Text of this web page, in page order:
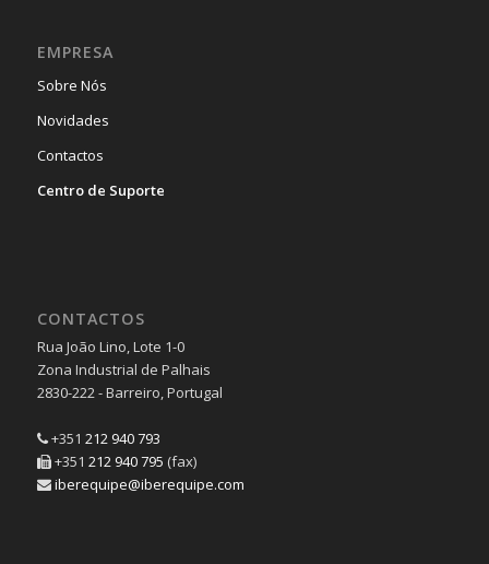
EMPRESA
Sobre Nós
Novidades
Contactos
Centro de Suporte
CONTACTOS
Rua João Lino, Lote 1-0
Zona Industrial de Palhais
2830-222 - Barreiro, Portugal
+351 212 940 793
+351 212 940 795 (fax)
iberequipe@iberequipe.com